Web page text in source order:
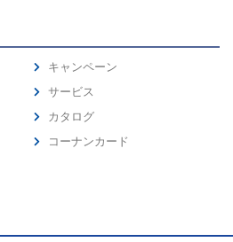
キャンペーン
サービス
カタログ
コーナンカード